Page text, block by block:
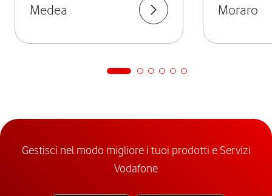
Medea Moraro
Gestisci nel modo migliore i tuoi prodotti e Servizi
Vodafone